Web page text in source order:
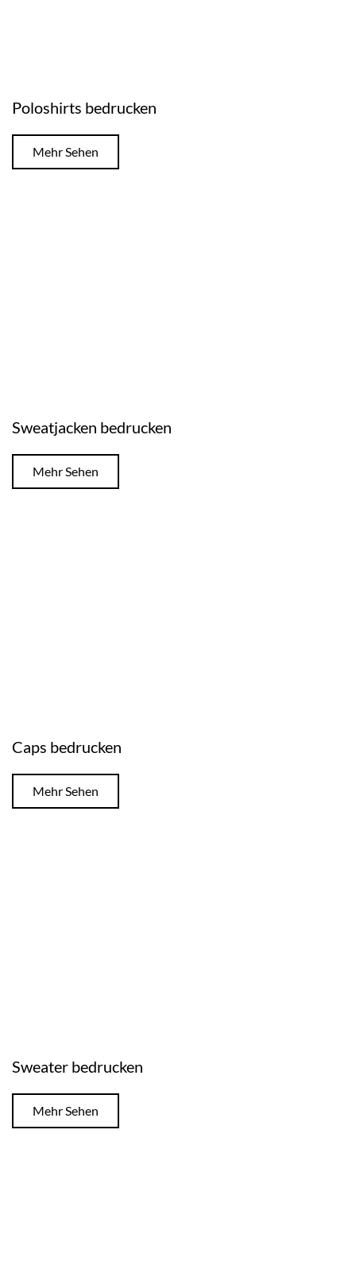
Poloshirts bedrucken
Mehr Sehen
Sweatjacken bedrucken
Mehr Sehen
Caps bedrucken
Mehr Sehen
Sweater bedrucken
Mehr Sehen